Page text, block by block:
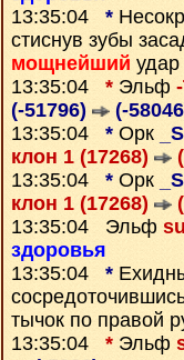
13:35:04 *
стиснув зубы
мощнейший
13:35:04 * Эльф
(-51796)
(-
13:35:04 * Орк
клон 1 (17268)
13:35:04 * Орк
клон 1 (17268)
13:35:04 Эльф
здоровья
13:35:04 *
тычок по правой
13:35:04 * Эльф